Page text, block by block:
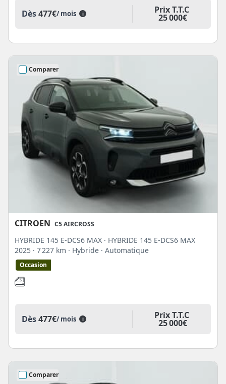
Dès477€/ mois i Prix T.T.C
25 000€
Comparer
CITROEN C5 AIRCROSS
HYBRIDE 145 E-DCS6 MAX · HYBRIDE 145 E-DCS6 MAX
2025 · 7 227 km · Hybride · Automatique
Occasion
Dès477€/ mois i Prix T.T.C
25 000€
Comparer